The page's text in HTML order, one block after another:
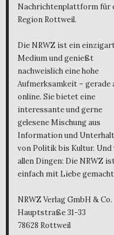
Nachrichtenplattform für
Region Rottweil.
Die NRWZ ist ein
Medium und genießt
nachweislich eine hohe
Aufmerksamkeit – gerade
online. Sie bietet eine
interessante und gerne
gelesene Mischung aus
Information und
von Politik bis Kultur. Und
allen Dingen: Die NRWZ
einfach mit Liebe
NRWZ Verlag GmbH & Co.
Hauptstraße 31-33
78628 Rottweil